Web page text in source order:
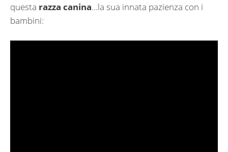
questa razza canina…la sua innata pazienza con i
bambini: